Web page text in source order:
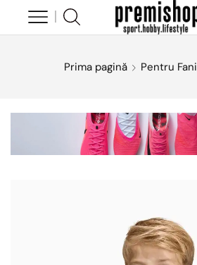
Prima pagină Pentru Fani